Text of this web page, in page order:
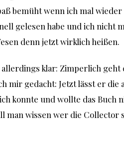
bemüht wenn ich mal
gelesen habe und ich nicht
denn jetzt wirklich heißen.
allerdings klar: Zimperlich
mir gedacht: Jetzt lässt er
konnte und wollte das Buch
man wissen wer die Collector